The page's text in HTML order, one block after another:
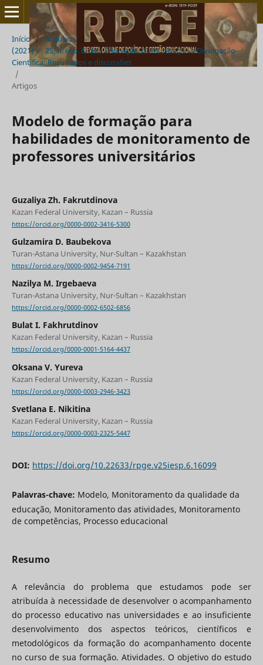
Início / Arquivos
/
(2021) v . 25, n. esp. 6, dez. Educação, Comunicação e Divulgação
Cientifica: Resultados e discussões
/
Artigos
Modelo de formação para
habilidades de monitoramento de
professores universitários
Guzaliya Zh. Fakrutdinova
Kazan Federal University, Kazan – Russia
https://orcid.org/0000-0002-3416-5300
Gulzamira D. Baubekova
Turan-Astana University, Nur-Sultan – Kazakhstan
https://orcid.org/0000-0002-9454-7191
Nazilya M. Irgebaeva
Turan-Astana University, Nur-Sultan – Kazakhstan
https://orcid.org/0000-0002-6502-6856
Bulat I. Fakhrutdinov
Kazan Federal University, Kazan – Russia
https://orcid.org/0000-0001-5164-4437
Oksana V. Yureva
Kazan Federal University, Kazan – Russia
https://orcid.org/0000-0003-2946-3423
Svetlana E. Nikitina
Kazan Federal University, Kazan – Russia
https://orcid.org/0000-0003-2325-5447
DOI: https://doi.org/10.22633/rpge.v25iesp.6.16099
Palavras-chave: Modelo, Monitoramento da qualidade da
educação, Monitoramento das atividades, Monitoramento
de competências, Processo educacional
Resumo
A relevância do problema que estudamos pode ser
atribuída à necessidade de desenvolver o acompanhamento
do processo educativo nas universidades e ao insuficiente
desenvolvimento dos aspectos teóricos, científicos e
metodológicos da formação do acompanhamento docente
no curso de sua formação. Atividades. O objetivo do estudo